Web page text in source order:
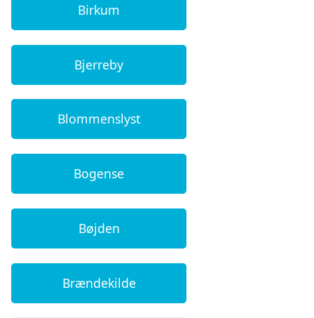
Birkum
Bjerreby
Blommenslyst
Bogense
Bøjden
Brændekilde